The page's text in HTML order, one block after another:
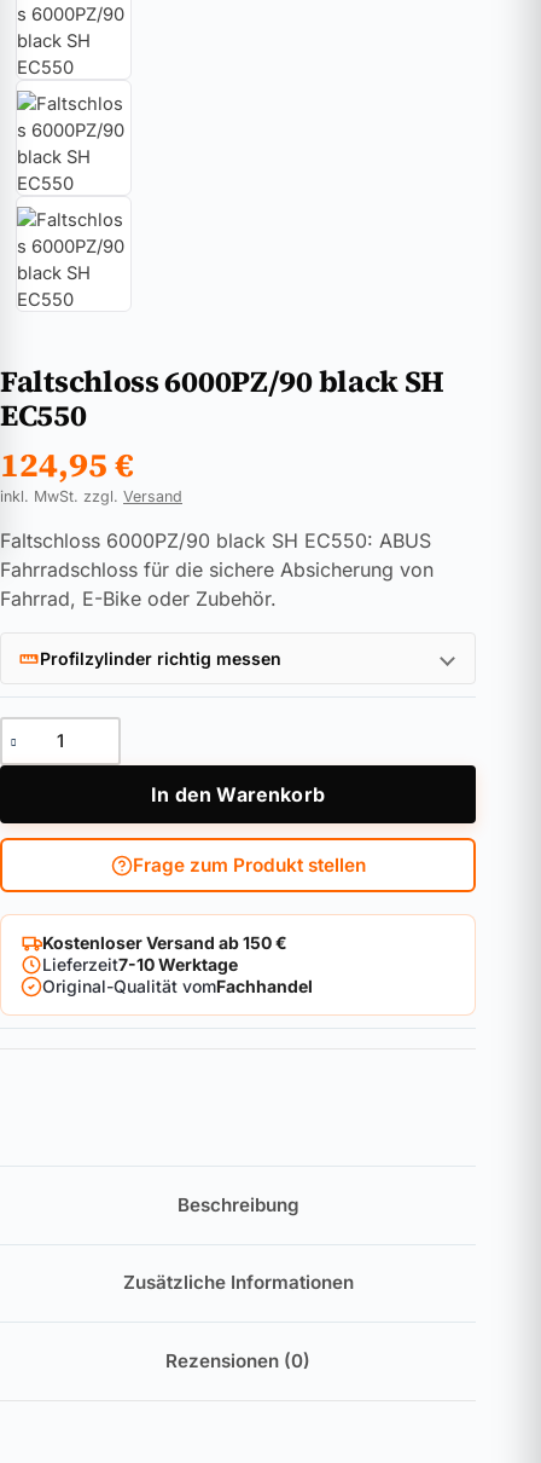
Faltschloss 6000PZ/90 black SH
EC550
124,95€
inkl. MwSt. zzgl. Versand
Faltschloss 6000PZ/90 black SH EC550: ABUS
Fahrradschloss für die sichere Absicherung von
Fahrrad, E-Bike oder Zubehör.
Profilzylinder richtig messen
Faltschloss 6000PZ/90 black SH EC550 Menge
In den Warenkorb
Frage zum Produkt stellen
Kostenloser Versand ab 150 €
Lieferzeit7-10 Werktage
Original-Qualität vomFachhandel
Beschreibung
Zusätzliche Informationen
Rezensionen (0)